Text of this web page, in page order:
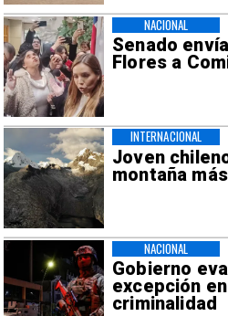
Senado
Flores a
NACIONAL
Joven
montaña
INTERNACIONAL
Gobierno
excepción
criminalidad
NACIONAL